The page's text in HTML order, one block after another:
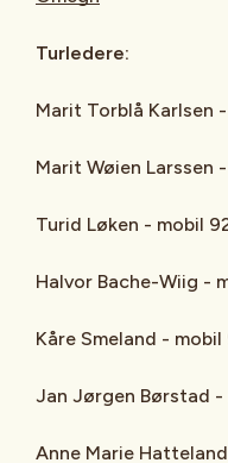
Turledere:
Marit Torblå Karlsen
Marit Wøien Larssen
Turid Løken - mobil
Halvor Bache-Wiig -
Kåre Smeland - mobil
Jan Jørgen Børstad
Anne Marie